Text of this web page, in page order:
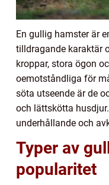
En gullig hamster är
tilldragande karaktär
kroppar, stora ögon
oemotståndliga för
söta utseende är de
och lättskötta
underhållande och
Typer av
popularitet